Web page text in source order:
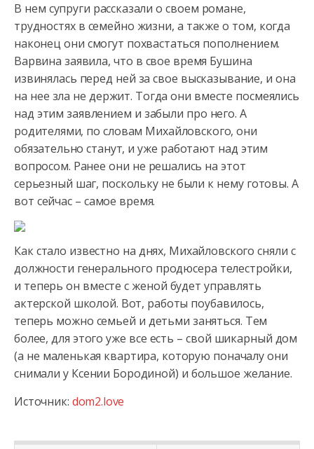
В нем супруги рассказали о своем романе,
трудностях в семейно жизни, а также о том, когда
наконец они смогут похвастаться пополнением.
Варвина заявила, что в свое время Бушина
извинялась перед ней за свое высказывание, и она
на нее зла не держит. Тогда они вместе посмеялись
над этим заявлением и забыли про него. А
родителями, по словам Михайловского, они
обязательно станут, и уже работают над этим
вопросом. Ранее они не решались на этот
серьезный шаг, поскольку не были к нему готовы. А
вот сейчас – самое время.
Как стало известно на днях, Михайловского сняли с
должности генерального продюсера телестройки,
и теперь он вместе с женой будет управлять
актерской школой. Вот, работы поубавилось,
теперь можно семьей и детьми заняться. Тем
более, для этого уже все есть – свой шикарный дом
(а не маленькая квартира, которую поначалу они
снимали у Ксении Бородиной) и большое желание.
Источник: dom2.love